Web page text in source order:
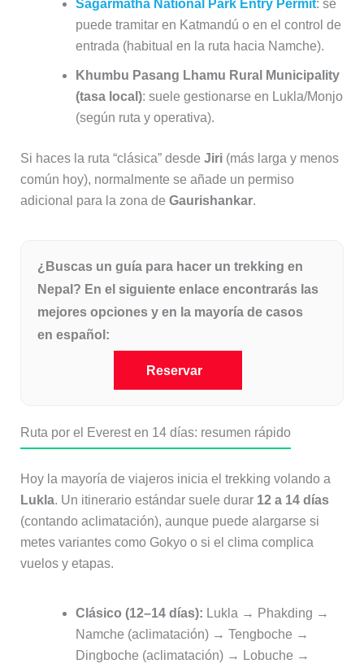
Sagarmatha National Park Entry Permit: se
puede tramitar en Katmandú o en el control de
entrada (habitual en la ruta hacia Namche).
Khumbu Pasang Lhamu Rural Municipality
(tasa local): suele gestionarse en Lukla/Monjo
(según ruta y operativa).
Si haces la ruta “clásica” desde Jiri(más larga y menos
común hoy), normalmente se añade un permiso
adicional para la zona de Gaurishankar.
¿Buscas un guía para hacer un trekking en
Nepal? En el siguiente enlace encontrarás las
mejores opciones y en la mayoría de casos
en español:
Reservar
Ruta por el Everest en 14 días: resumen rápido
Hoy la mayoría de viajeros inicia el trekking volando a
Lukla. Un itinerario estándar suele durar 12 a 14 días
(contando aclimatación), aunque puede alargarse si
metes variantes como Gokyo o si el clima complica
vuelos y etapas.
Clásico (12–14 días): Lukla → Phakding →
Namche (aclimatación) → Tengboche →
Dingboche (aclimatación) → Lobuche →